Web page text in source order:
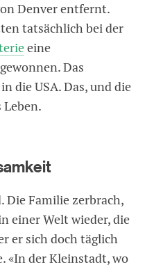
Denver entfernt.
tatsächlich bei der
eine
Das
die USA. Das, und die
Leben.
Die Familie zerbrach,
einer Welt wieder, die
er sich doch täglich
«In der Kleinstadt, wo